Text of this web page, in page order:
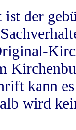
der
kann
wird